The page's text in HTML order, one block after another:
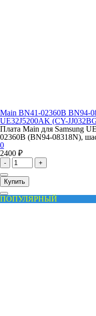
Main BN41-02360B BN94-
UE32J5200AK (CY-
Плата Main для Samsung
02360B (BN94-08318N),
0
2400 ₽
- +
Купить
ПОПУЛЯРНЫЙ